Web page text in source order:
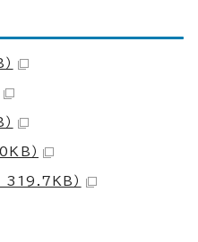
）
319.7KB）